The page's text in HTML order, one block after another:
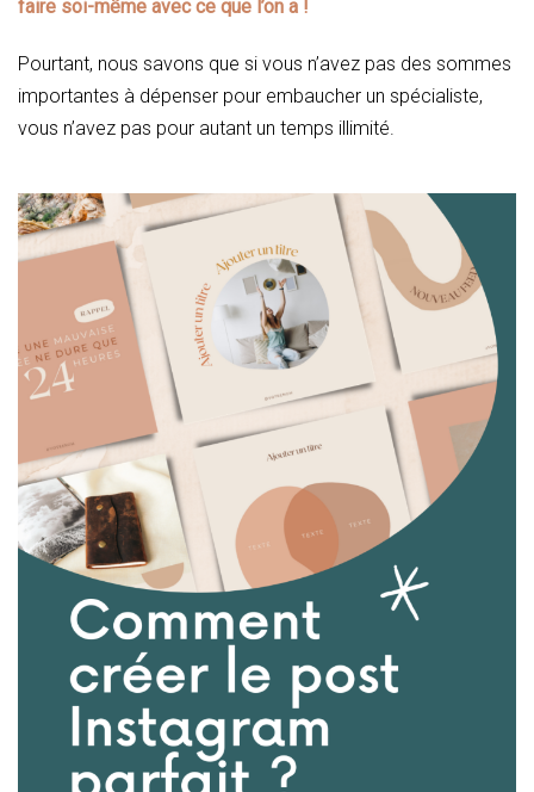
faire soi-même avec ce que l’on a !
Pourtant, nous savons que si vous n’avez pas des sommes
importantes à dépenser pour embaucher un spécialiste,
vous n’avez pas pour autant un temps illimité.